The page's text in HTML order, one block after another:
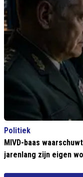
Politiek
MIVD-baas
jarenlang zijn eigen